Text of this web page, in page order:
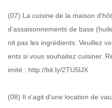
(07) La cuisine de la maison
d'assaisonnements de base
nit pas les ingrédients. Veuillez
ents si vous souhaitez cuisiner.
imité : http://bit.ly/2TU5lJX
(08) Il s'agit d'une location de